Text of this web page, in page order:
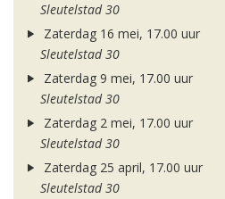
Sleutelstad 30
Zaterdag 16 mei, 17.00 uur
Sleutelstad 30
Zaterdag 9 mei, 17.00 uur
Sleutelstad 30
Zaterdag 2 mei, 17.00 uur
Sleutelstad 30
Zaterdag 25 april, 17.00 uur
Sleutelstad 30